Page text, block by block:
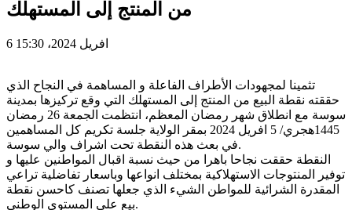
من المنتج إلى المستهلك
6 افريل 2024، 15:30
تثمينا لمجهودات الأطراف الفاعلة و المساهمة في النجاح الذي
حققته نقطة البيع من المنتج إلى المستهلك التي وقع تركيزها بمدينة
سوسة مع انطلاق شهر رمضان المعظم، انتظمت الجمعة 26 رمضان
1445هجري/ 5 افريل 2024 بمقر الولاية جلسة تكريم كل المساهمين
في بعث هذه النقطة تحت اشراف والي سوسة.
النقطة حققت نجاحا باهرا من حيث نسبة اقبال المواطنين عليها و
توفير المنتوجات الاستهلاكية بمختلف انواعها وباسعار تفاضلية تراعي
المقدرة الشرائية للمواطن الشيء الذي جعلها تصنف كاحسن نقطة
بيع على المستوى الوطني.